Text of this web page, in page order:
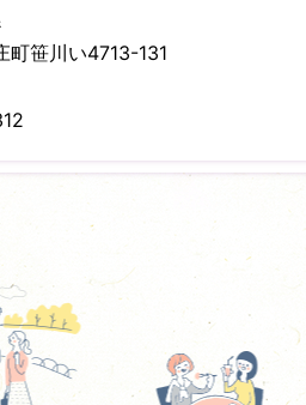
笹川い4713-131